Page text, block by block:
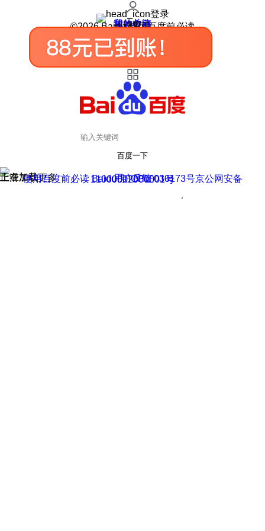
登录
我的关注
我的收藏
皮肤中心
用户反馈
设置
©2026 Baidu 使用百度前必读
百度一下
正在加载
上滑加载更多 用户反馈
使用百度前必读 Baidu 京ICP证030173号
京公网安备11000002000001号